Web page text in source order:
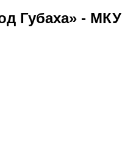
Губаха» - МКУ